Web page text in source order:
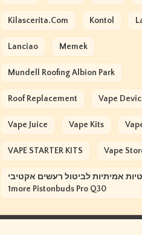
Kilascerita.com Kontol
Lanciao Memek
Mundell Roofing Albion Park
Roof Replacement Vape
Vape Juice Vape Kits
VAPE STARTER KITS Vape
אמיתיות לביטול רעשים אקטיבי
1more Pistonbuds Pro Q30